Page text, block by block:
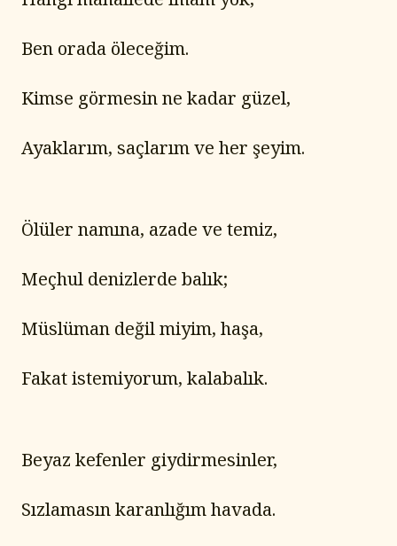
Ben orada öleceğim.
Kimse görmesin ne kadar güzel,
Ayaklarım, saçlarım ve her şeyim.
Ölüler namına, azade ve temiz,
Meçhul denizlerde balık;
Müslüman değil miyim, haşa,
Fakat istemiyorum, kalabalık.
Beyaz kefenler giydirmesinler,
Sızlamasın karanlığım havada.